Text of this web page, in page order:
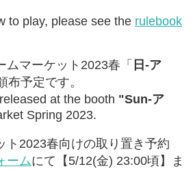
to play, please see the rulebook
ムマーケット2023春「日-ア
布予定です。
at the booth "Sun-ア
Spring 2023.
ト2023春向けの取り置き予約
ームにて【5/12(金) 23:00頃】ま